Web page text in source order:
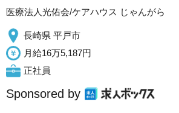
医療法人光佑会/ケアハウス じゃんがら
長崎県 平戸市
月給16万5,187円
正社員
Sponsored by